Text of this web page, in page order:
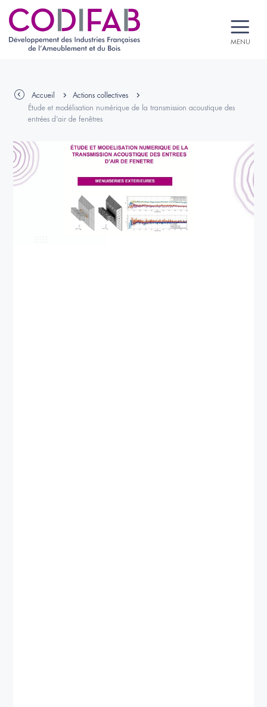
MENU
Accueil
Actions collectives
Étude et modélisation numérique de la transmission acoustique des
entrées d’air de fenêtres